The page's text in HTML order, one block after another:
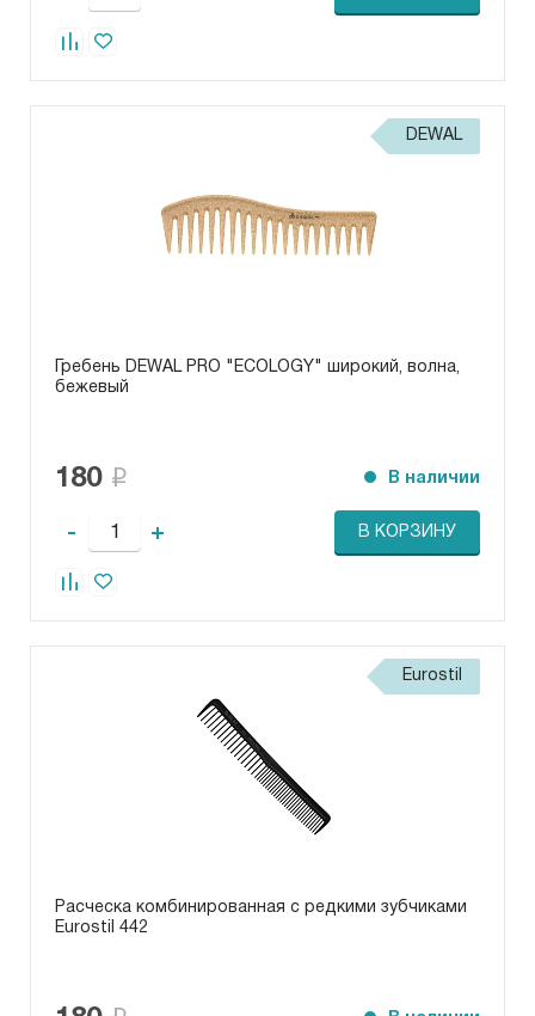
DEWAL
Гребень DEWAL PRO "ECOLOGY" широкий, волна,
бежевый
180 В наличии
- + В КОРЗИНУ
Eurostil
Расческа комбинированная с редкими зубчиками
Eurostil 442